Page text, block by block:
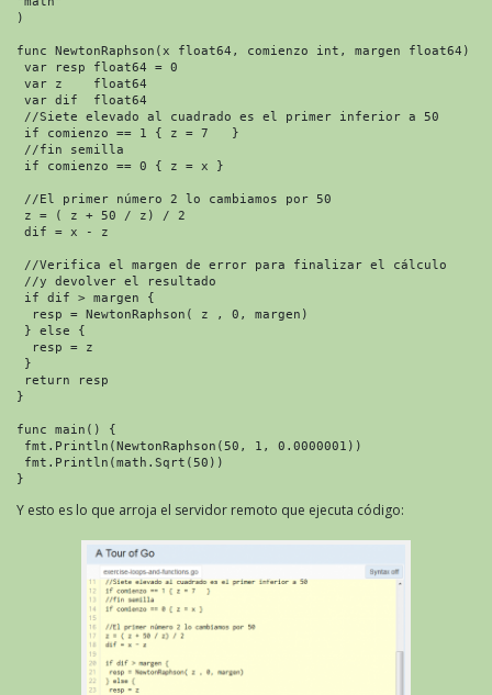
)
func NewtonRaphson(x float64, comienzo int, margen float64)
var resp float64 = 0
var z    float64
var dif  float64
//Siete elevado al cuadrado es el primer inferior a 50
if comienzo == 1 { z = 7   }
//fin semilla
if comienzo == 0 { z = x }
//El primer número 2 lo cambiamos por 50
z = ( z + 50 / z) / 2
dif = x - z
//Verifica el margen de error para finalizar el cálculo
//y devolver el resultado
if dif > margen {
  resp = NewtonRaphson( z , 0, margen)
} else {
  resp = z
}
return resp
}
func main() {
fmt.Println(NewtonRaphson(50, 1, 0.0000001))
fmt.Println(math.Sqrt(50))
}
Y esto es lo que arroja el servidor remoto que ejecuta código: